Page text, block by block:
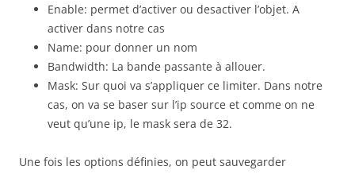
Enable: permet d’activer ou desactiver l’objet. A
activer dans notre cas
Name: pour donner un nom
Bandwidth: La bande passante à allouer.
Mask: Sur quoi va s’appliquer ce limiter. Dans notre
cas, on va se baser sur l’ip source et comme on ne
veut qu’une ip, le mask sera de 32.
Une fois les options définies, on peut sauvegarder